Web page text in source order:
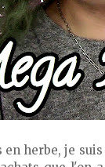
en herbe, je